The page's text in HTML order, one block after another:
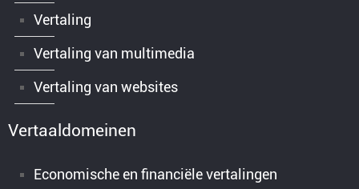
Vertaling
Vertaling van multimedia
Vertaling van websites
Vertaaldomeinen
Economische en financiële vertalingen